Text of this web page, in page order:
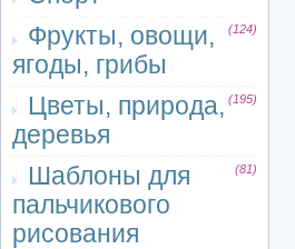
Фрукты, овощи,
ягоды, грибы
(124)
Цветы, природа,
деревья
(195)
Шаблоны для
пальчикового
рисования
(81)